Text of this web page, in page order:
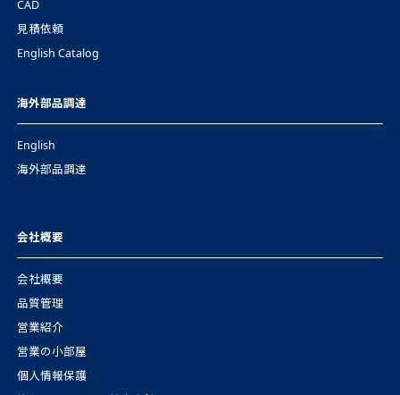
CAD
見積依頼
English Catalog
海外部品調達
English
海外部品調達
会社概要
会社概要
品質管理
営業紹介
営業の小部屋
個人情報保護